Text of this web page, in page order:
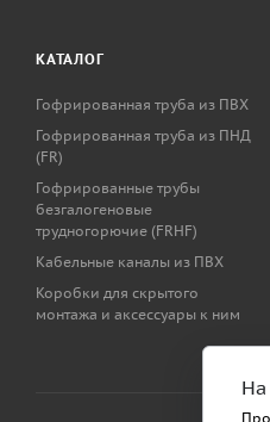
КАТАЛОГ
Гофрированная труба из ПВХ
Гофрированная труба из ПНД
(FR)
Гофрированные трубы
безгалогеновые
трудногорючие (FRHF)
Кабельные каналы из ПВХ
Коробки для скрытого
монтажа и аксессуары к ним
На